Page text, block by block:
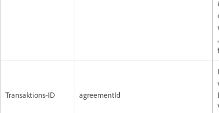
Transaktions-ID agreementId